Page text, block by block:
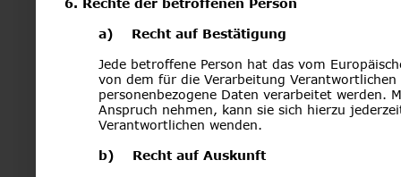
6. Rechte der betroffenen Person
a)    Recht auf Bestätigung
Jede betroffene Person hat das vom
von dem für die Verarbeitung
personenbezogene Daten verarbeitet werden.
Anspruch nehmen, kann sie sich hierzu
Verantwortlichen wenden.
b)    Recht auf Auskunft